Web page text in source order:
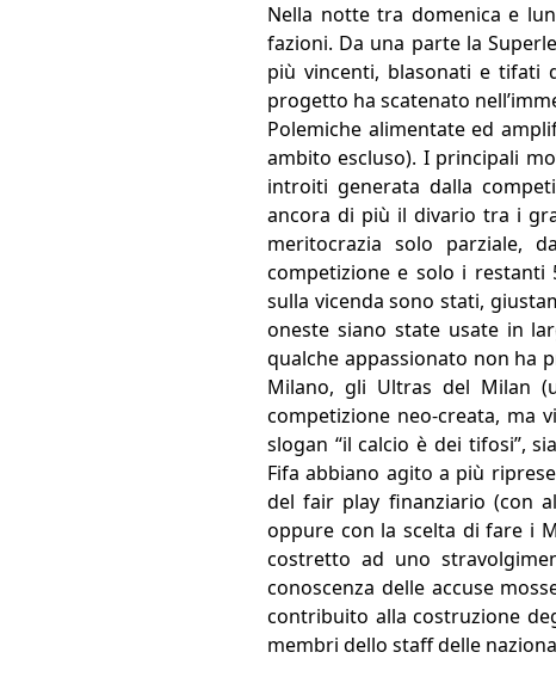
Nella notte tra domenica e
fazioni. Da una parte la
più vincenti, blasonati e tifati
progetto ha scatenato
Polemiche alimentate ed
ambito escluso). I principali
introiti generata dalla
ancora di più il divario tra i
meritocrazia solo parziale,
competizione e solo i restanti
sulla vicenda sono stati,
oneste siano state usate in
qualche appassionato non ha
Milano, gli Ultras del Milan
competizione neo-creata, ma
slogan “il calcio è dei tifosi”,
Fifa abbiano agito a più
del fair play finanziario (con
oppure con la scelta di fare i
costretto ad uno
conoscenza delle accuse
contribuito alla costruzione
membri dello staff delle